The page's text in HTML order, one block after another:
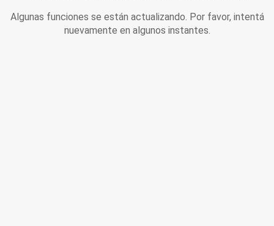
Algunas funciones se están actualizando. Por favor, intentá
nuevamente en algunos instantes.